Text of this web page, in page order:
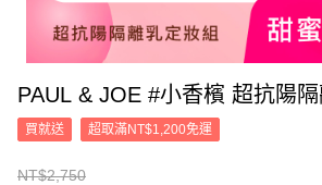
PAUL & JOE #小香檳 超抗陽
買就送 超取滿NT$1,200免運
NT$2,750